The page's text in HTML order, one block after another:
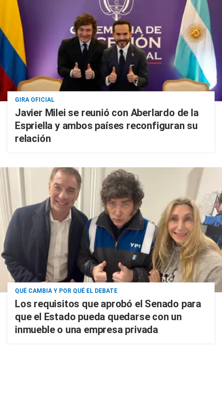
GIRA OFICIAL
Javier Milei se reunió con Aberlardo de la
Espriella y ambos países reconfiguran su
relación
QUÉ CAMBIA Y POR QUÉ EL DEBATE
Los requisitos que aprobó el Senado para
que el Estado pueda quedarse con un
inmueble o una empresa privada